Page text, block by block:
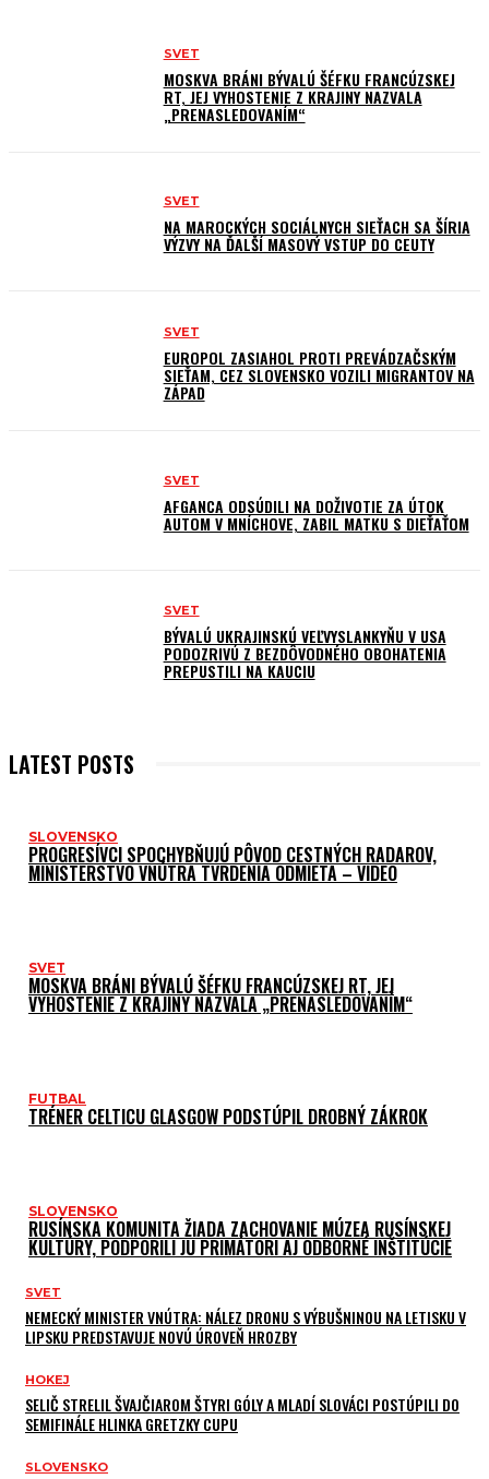
SVET
MOSKVA BRÁNI BÝVALÚ ŠÉFKU FRANCÚZSKEJ
RT, JEJ VYHOSTENIE Z KRAJINY NAZVALA
„PRENASLEDOVANÍM“
SVET
NA MAROCKÝCH SOCIÁLNYCH SIEŤACH SA ŠÍRIA
VÝZVY NA ĎALŠÍ MASOVÝ VSTUP DO CEUTY
SVET
EUROPOL ZASIAHOL PROTI PREVÁDZAČSKÝM
SIEŤAM, CEZ SLOVENSKO VOZILI MIGRANTOV NA
ZÁPAD
SVET
AFGANCA ODSÚDILI NA DOŽIVOTIE ZA ÚTOK
AUTOM V MNÍCHOVE, ZABIL MATKU S DIEŤAŤOM
SVET
BÝVALÚ UKRAJINSKÚ VEĽVYSLANKYŇU V USA
PODOZRIVÚ Z BEZDÔVODNÉHO OBOHATENIA
PREPUSTILI NA KAUCIU
LATEST POSTS
SLOVENSKO
PROGRESÍVCI SPOCHYBŇUJÚ PÔVOD CESTNÝCH RADAROV,
MINISTERSTVO VNÚTRA TVRDENIA ODMIETA – VIDEO
SVET
MOSKVA BRÁNI BÝVALÚ ŠÉFKU FRANCÚZSKEJ RT, JEJ
VYHOSTENIE Z KRAJINY NAZVALA „PRENASLEDOVANÍM“
FUTBAL
TRÉNER CELTICU GLASGOW PODSTÚPIL DROBNÝ ZÁKROK
SLOVENSKO
RUSÍNSKA KOMUNITA ŽIADA ZACHOVANIE MÚZEA RUSÍNSKEJ
KULTÚRY, PODPORILI JU PRIMÁTORI AJ ODBORNÉ INŠTITÚCIE
SVET
NEMECKÝ MINISTER VNÚTRA: NÁLEZ DRONU S VÝBUŠNINOU NA LETISKU V
LIPSKU PREDSTAVUJE NOVÚ ÚROVEŇ HROZBY
HOKEJ
SELIČ STRELIL ŠVAJČIAROM ŠTYRI GÓLY A MLADÍ SLOVÁCI POSTÚPILI DO
SEMIFINÁLE HLINKA GRETZKY CUPU
SLOVENSKO